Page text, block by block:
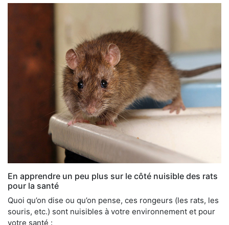
En apprendre un peu plus sur le côté nuisible des rats
pour la santé
Quoi qu’on dise ou qu’on pense, ces rongeurs (les rats, les
souris, etc.) sont nuisibles à votre environnement et pour
votre santé :